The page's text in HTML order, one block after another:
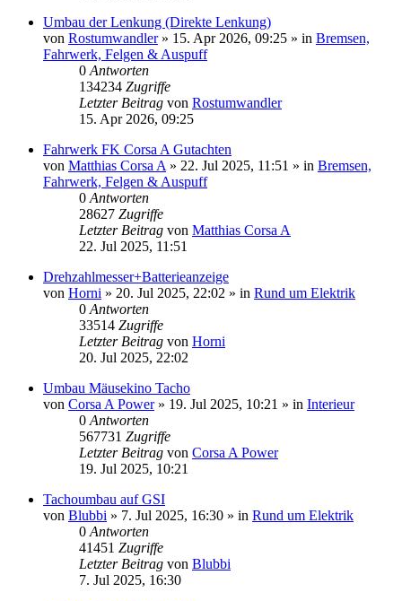
Umbau der Lenkung (Direkte Lenkung)
von Rostumwandler» 15. Apr 2026, 09:25 » in Bremsen,
Fahrwerk, Felgen & Auspuff
0 Antworten
134234 Zugriffe
Letzter Beitrag von Rostumwandler
15. Apr 2026, 09:25
Fahrwerk FK Corsa A Gutachten
von Matthias Corsa A » 22. Jul 2025, 11:51 » in Bremsen,
Fahrwerk, Felgen & Auspuff
0 Antworten
28627 Zugriffe
Letzter Beitrag von Matthias Corsa A
22. Jul 2025, 11:51
Drehzahlmesser+Batterieanzeige
von Horni » 20. Jul 2025, 22:02 » in Rund um Elektrik
0 Antworten
33514 Zugriffe
Letzter Beitrag von Horni
20. Jul 2025, 22:02
Umbau Mäusekino Tacho
von Corsa A Power» 19. Jul 2025, 10:21 » in Interieur
0 Antworten
567731 Zugriffe
Letzter Beitrag von Corsa A Power
19. Jul 2025, 10:21
Tachoumbau auf GSI
von Blubbi » 7. Jul 2025, 16:30 » in Rund um Elektrik
0 Antworten
41451 Zugriffe
Letzter Beitrag von Blubbi
7. Jul 2025, 16:30